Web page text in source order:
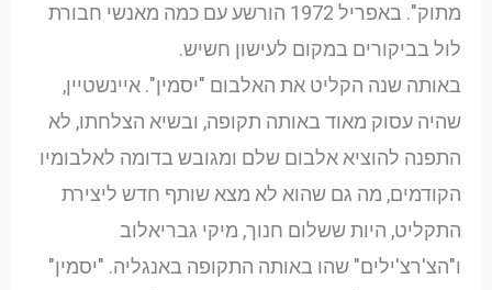
מתוק". באפריל 1972 הורשע עם כמה מאנשי חבורת
לול בביקורים במקום לעישון חשיש.
באותה שנה הקליט את האלבום "יסמין". איינשטיין,
שהיה עסוק מאוד באותה תקופה, ובשיא הצלחתו, לא
התפנה להוציא אלבום שלם ומגובש בדומה לאלבומיו
הקודמים, מה גם שהוא לא מצא שותף חדש ליצירת
התקליט, היות ששלום חנוך, מיקי גבריאלוב
ו"הצ'רצ'ילים" שהו באותה התקופה באנגליה. "יסמין"